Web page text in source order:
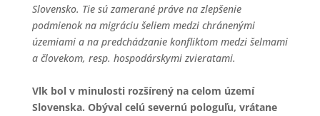
Slovensko. Tie sú zamerané práve na zlepšenie
podmienok na migráciu šeliem medzi chránenými
územiami a na predchádzanie konfliktom medzi šelmami
a človekom, resp. hospodárskymi zvieratami.
Vlk bol v minulosti rozšírený na celom území
Slovenska. Obýval celú severnú pologuľu, vrátane